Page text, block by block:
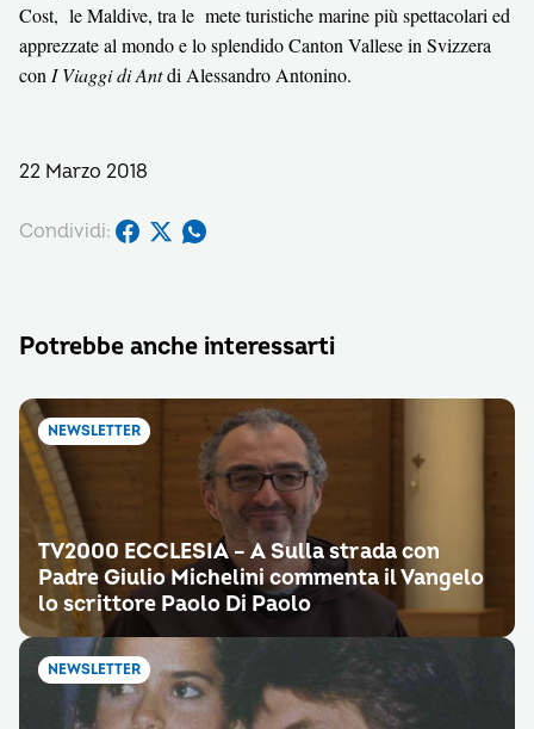
Cost, le Maldive, tra le mete turistiche marine più spettacolari ed
apprezzate al mondo e lo splendido Canton Vallese in Svizzera
con I Viaggi di Antdi Alessandro Antonino.
22 Marzo 2018
Condividi:
Potrebbe anche interessarti
NEWSLETTER
TV2000 ECCLESIA – A Sulla strada con
Padre Giulio Michelini commenta il Vangelo
lo scrittore Paolo Di Paolo
NEWSLETTER